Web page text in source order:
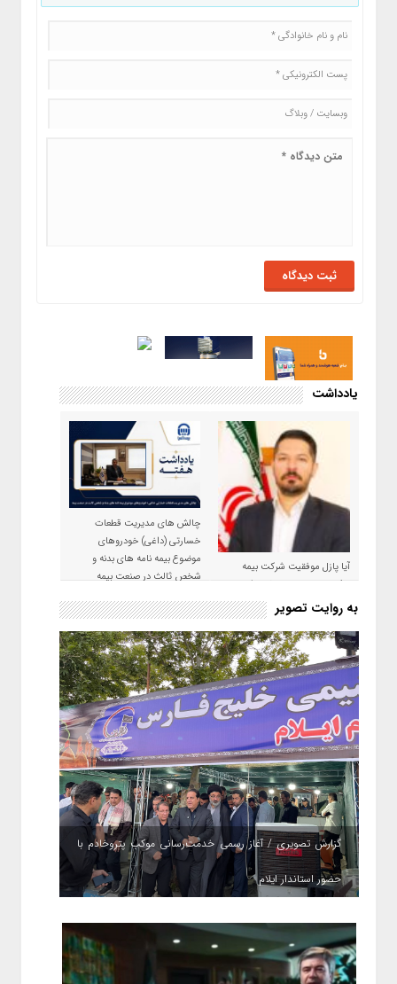
یادداشت
آیا پازل موفقیت شرکت بیمه
حکمت صبا در سال ۱۴۰۵ کامل می
شود؟!
چالش های مدیریت قطعات
خسارتی (داغی) خودروهای
موضوع بیمه نامه های بدنه و
شخص ثالث در صنعت بیمه
به روایت تصویر
گزارش تصویری / آغاز رسمی خدمت‌رسانی موکب پتروخادم با
حضور استاندار ایلام